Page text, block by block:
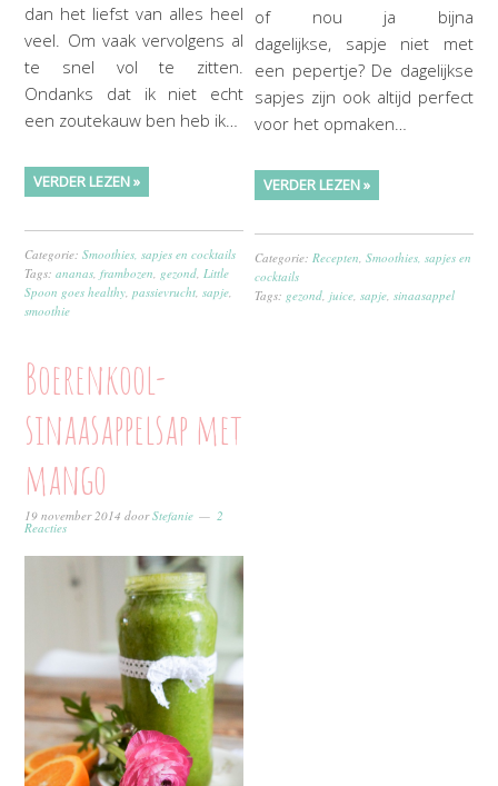
dan het liefst van alles heel
veel. Om vaak vervolgens al
te snel vol te zitten.
Ondanks dat ik niet echt
een zoutekauw ben heb ik…
VERDER LEZEN »
Categorie:Smoothies, sapjes en cocktails
Tags:ananas,frambozen, gezond,Little
Spoon goes healthy,passievrucht,sapje,
smoothie
of nou ja bijna
dagelijkse, sapje niet met
een pepertje? De dagelijkse
sapjes zijn ook altijd perfect
voor het opmaken…
VERDER LEZEN »
Categorie:Recepten,Smoothies, sapjes en
cocktails
Tags: gezond,juice,sapje,sinaasappel
Boerenkool-
sinaasappelsap met
mango
19 november 2014 doorStefanie 2
Reacties